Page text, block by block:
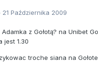
21 Października 2009
z Gołotą? na Unibet
jest 1.30
troche siana na